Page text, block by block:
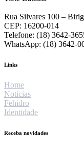
Rua Silvares 100 –
CEP: 16200-014
Telefone: (18) 3642-
WhatsApp: (18) 3642-
Links
Home
Notícias
Fehidro
Identidade
Receba novidades